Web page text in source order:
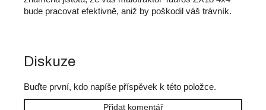
bude pracovat efektivně, aniž by poškodil váš trávník.
Diskuze
Buďte první, kdo napíše příspěvek k této položce.
Přidat komentář